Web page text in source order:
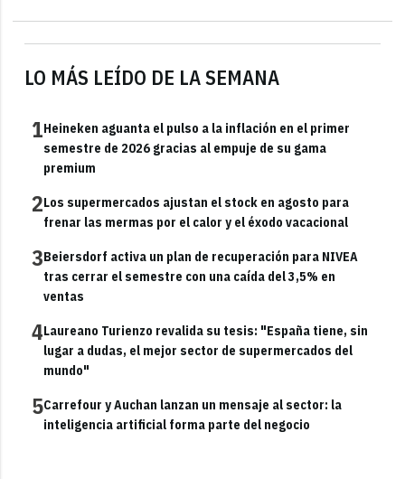
LO MÁS LEÍDO DE LA SEMANA
1Heineken aguanta el pulso a la inflación en el primer
semestre de 2026 gracias al empuje de su gama
premium
2Los supermercados ajustan el stock en agosto para
frenar las mermas por el calor y el éxodo vacacional
3Beiersdorf activa un plan de recuperación para NIVEA
tras cerrar el semestre con una caída del 3,5% en
ventas
4Laureano Turienzo revalida su tesis: "España tiene, sin
lugar a dudas, el mejor sector de supermercados del
mundo"
5Carrefour y Auchan lanzan un mensaje al sector: la
inteligencia artificial forma parte del negocio